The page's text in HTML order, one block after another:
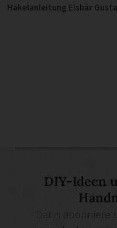
Häkelanleitung Eisbär
DIY-Ideen